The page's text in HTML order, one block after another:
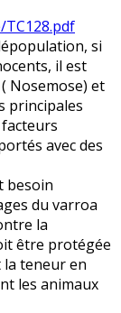
TC128.pdf
si
il est
Nosemose) et
principales
avec des
besoin
du varroa
la
être protégée
teneur en
les animaux